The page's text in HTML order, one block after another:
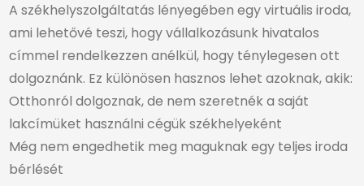
A székhelyszolgáltatás lényegében egy virtuális iroda,
ami lehetővé teszi, hogy vállalkozásunk hivatalos
címmel rendelkezzen anélkül, hogy ténylegesen ott
dolgoznánk. Ez különösen hasznos lehet azoknak, akik:
Otthonról dolgoznak, de nem szeretnék a saját
lakcímüket használni cégük székhelyeként
Még nem engedhetik meg maguknak egy teljes iroda
bérlését